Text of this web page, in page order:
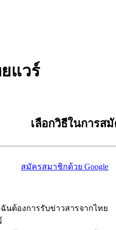
แวร์
เลือกวิธีในการส
สมัครสมาชิกด้วย Google
ฉันต้องการรับข่าวสารจากไทย